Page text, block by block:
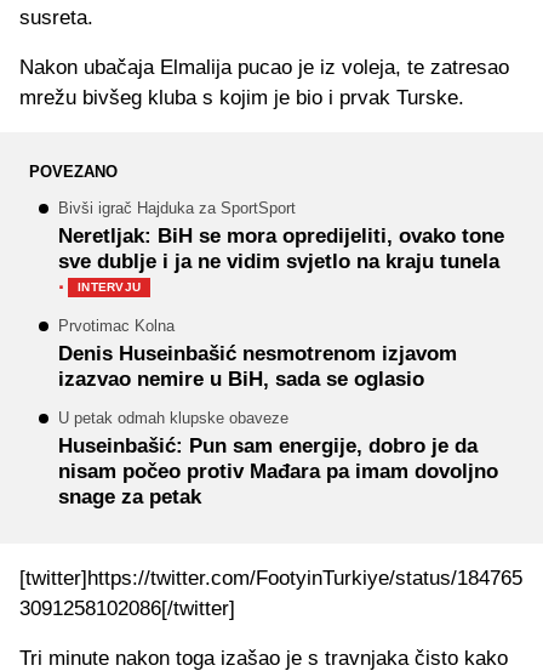
susreta.
Nakon ubačaja Elmalija pucao je iz voleja, te zatresao
mrežu bivšeg kluba s kojim je bio i prvak Turske.
POVEZANO
Bivši igrač Hajduka za SportSport
Neretljak: BiH se mora opredijeliti, ovako tone
sve dublje i ja ne vidim svjetlo na kraju tunela
· INTERVJU
Prvotimac Kolna
Denis Huseinbašić nesmotrenom izjavom
izazvao nemire u BiH, sada se oglasio
U petak odmah klupske obaveze
Huseinbašić: Pun sam energije, dobro je da
nisam počeo protiv Mađara pa imam dovoljno
snage za petak
[twitter]https://twitter.com/FootyinTurkiye/status/184765
3091258102086[/twitter]
Tri minute nakon toga izašao je s travnjaka čisto kako